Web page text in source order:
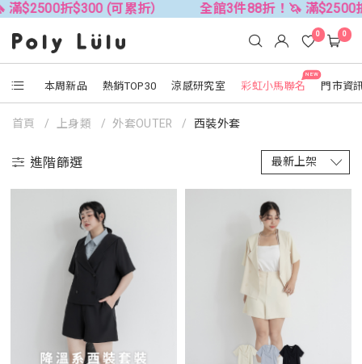
折$300 (可累折） 全館3件88折！🦄 滿$2500折
本周新品 熱銷TOP30 涼感研究室
NEW
彩虹小馬聯名 門市資
0 0
首頁 上身類 外套OUTER 西裝外套
進階篩選